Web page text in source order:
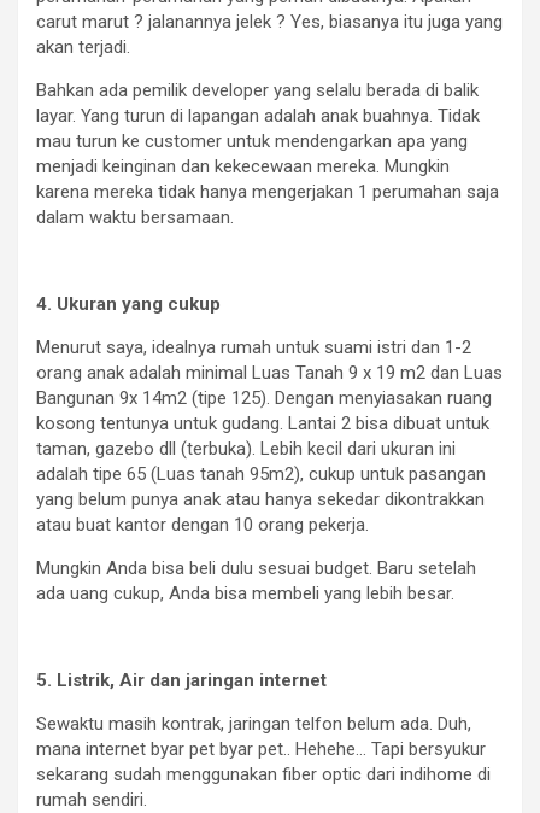
carut marut ? jalanannya jelek ? Yes, biasanya itu juga yang
akan terjadi.
Bahkan ada pemilik developer yang selalu berada di balik
layar. Yang turun di lapangan adalah anak buahnya. Tidak
mau turun ke customer untuk mendengarkan apa yang
menjadi keinginan dan kekecewaan mereka. Mungkin
karena mereka tidak hanya mengerjakan 1 perumahan saja
dalam waktu bersamaan.
4. Ukuran yang cukup
Menurut saya, idealnya rumah untuk suami istri dan 1-2
orang anak adalah minimal Luas Tanah 9 x 19 m2 dan Luas
Bangunan 9x 14m2 (tipe 125). Dengan menyiasakan ruang
kosong tentunya untuk gudang. Lantai 2 bisa dibuat untuk
taman, gazebo dll (terbuka). Lebih kecil dari ukuran ini
adalah tipe 65 (Luas tanah 95m2), cukup untuk pasangan
yang belum punya anak atau hanya sekedar dikontrakkan
atau buat kantor dengan 10 orang pekerja.
Mungkin Anda bisa beli dulu sesuai budget. Baru setelah
ada uang cukup, Anda bisa membeli yang lebih besar.
5. Listrik, Air dan jaringan internet
Sewaktu masih kontrak, jaringan telfon belum ada. Duh,
mana internet byar pet byar pet.. Hehehe… Tapi bersyukur
sekarang sudah menggunakan fiber optic dari indihome di
rumah sendiri.